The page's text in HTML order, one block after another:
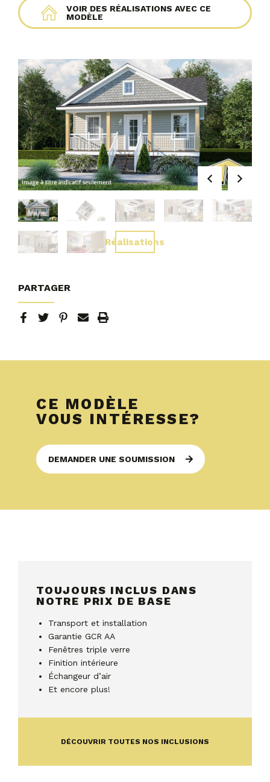
VOIR DES RÉALISATIONS AVEC CE
MODÈLE
Réalisations
PARTAGER
CE MODÈLE
VOUS INTÉRESSE?
DEMANDER UNE SOUMISSION
TOUJOURS INCLUS DANS
NOTRE PRIX DE BASE
Transport et installation
Garantie GCR AA
Fenêtres triple verre
Finition intérieure
Échangeur d’air
Et encore plus!
DÉCOUVRIR TOUTES NOS INCLUSIONS